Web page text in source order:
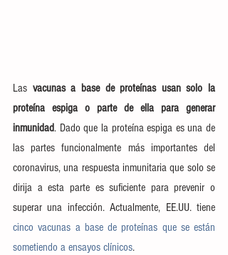
Las vacunas a base de proteínas usan solo la
proteína espiga o parte de ella para generar
inmunidad. Dado que la proteína espiga es una de
las partes funcionalmente más importantes del
coronavirus, una respuesta inmunitaria que solo se
dirija a esta parte es suficiente para prevenir o
cinco vacunas a base de proteínas que se están
sometiendo a ensayos clínicos.